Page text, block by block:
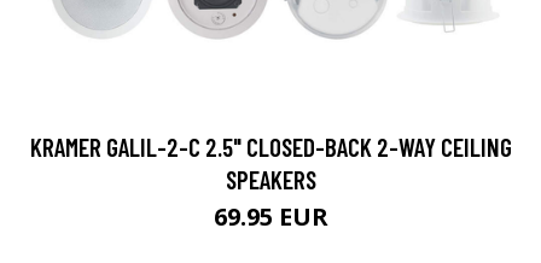
KRAMER GALIL-2-C 2.5" CLOSED-BACK 2-WAY CEILING
SPEAKERS
69.95 EUR